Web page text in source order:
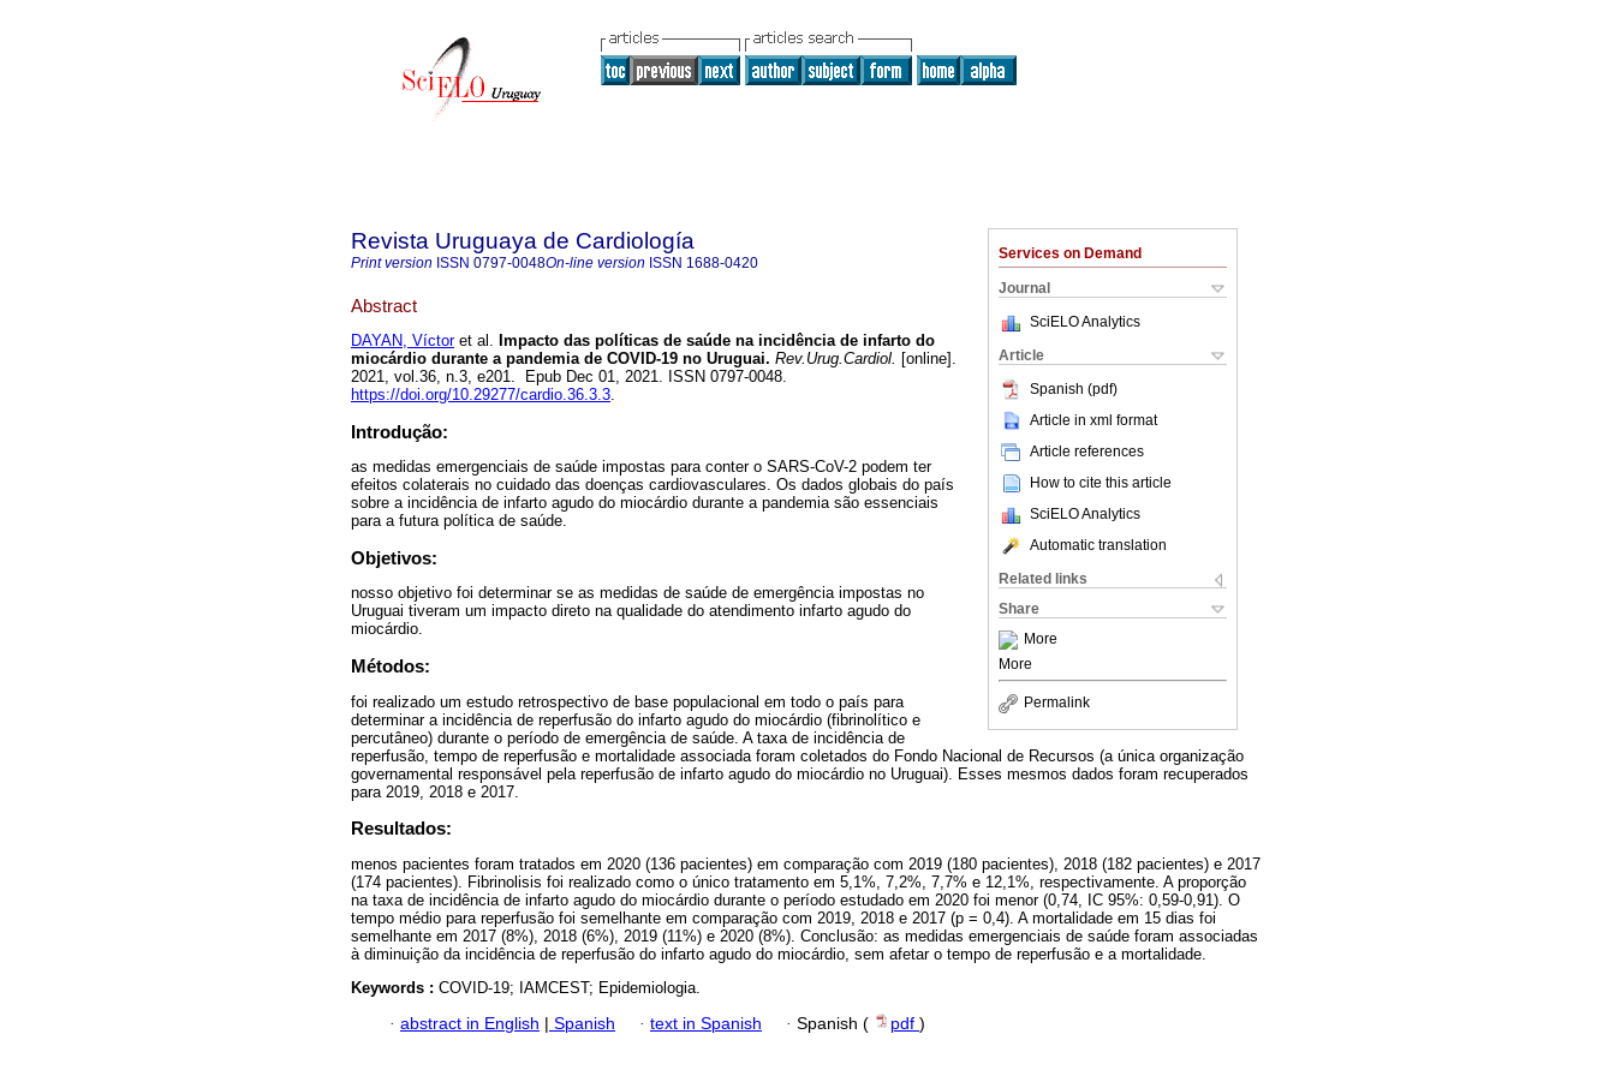
Services on Demand
Journal
SciELO Analytics
Article
Spanish (pdf)
Article in xml format
Article references
How to cite this article
SciELO Analytics
Automatic translation
Related links
Share
More
More
Permalink
Revista Uruguaya de Cardiología
Print version ISSN 0797-0048On-line version ISSN 1688-0420
Abstract
DAYAN, Víctoret al. Impacto das políticas de saúde na incidência de infarto do
miocárdio durante a pandemia de COVID-19 no Uruguai. Rev.Urug.Cardiol. [online].
2021, vol.36, n.3, e201. Epub Dec 01, 2021. ISSN 0797-0048.
https://doi.org/10.29277/cardio.36.3.3.
Introdução:
as medidas emergenciais de saúde impostas para conter o SARS-CoV-2 podem ter
efeitos colaterais no cuidado das doenças cardiovasculares. Os dados globais do país
sobre a incidência de infarto agudo do miocárdio durante a pandemia são essenciais
para a futura política de saúde.
Objetivos:
nosso objetivo foi determinar se as medidas de saúde de emergência impostas no
Uruguai tiveram um impacto direto na qualidade do atendimento infarto agudo do
miocárdio.
Métodos:
foi realizado um estudo retrospectivo de base populacional em todo o país para
determinar a incidência de reperfusão do infarto agudo do miocárdio (fibrinolítico e
percutâneo) durante o período de emergência de saúde. A taxa de incidência de
reperfusão, tempo de reperfusão e mortalidade associada foram coletados do Fondo Nacional de Recursos (a única organização
governamental responsável pela reperfusão de infarto agudo do miocárdio no Uruguai). Esses mesmos dados foram recuperados
para 2019, 2018 e 2017.
Resultados:
menos pacientes foram tratados em 2020 (136 pacientes) em comparação com 2019 (180 pacientes), 2018 (182 pacientes) e 2017
(174 pacientes). Fibrinolisis foi realizado como o único tratamento em 5,1%, 7,2%, 7,7% e 12,1%, respectivamente. A proporção
na taxa de incidência de infarto agudo do miocárdio durante o período estudado em 2020 foi menor (0,74, IC 95%: 0,59-0,91). O
tempo médio para reperfusão foi semelhante em comparação com 2019, 2018 e 2017 (p = 0,4). A mortalidade em 15 dias foi
semelhante em 2017 (8%), 2018 (6%), 2019 (11%) e 2020 (8%). Conclusão: as medidas emergenciais de saúde foram associadas
à diminuição da incidência de reperfusão do infarto agudo do miocárdio, sem afetar o tempo de reperfusão e a mortalidade.
Keywords : COVID-19; IAMCEST; Epidemiologia.
· abstract in English Spanish · text in Spanish · Spanish ( pdf )